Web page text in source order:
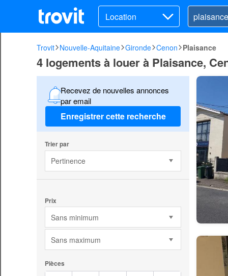
Location
Trovit Nouvelle-Aquitaine Gironde Cenon Plaisance
4 logements à louer à Plaisance,
Recevez de nouvelles annonces
par email
Enregistrer cette recherche
Trier par
Pertinence
Prix
Sans minimum
Sans maximum
Pièces